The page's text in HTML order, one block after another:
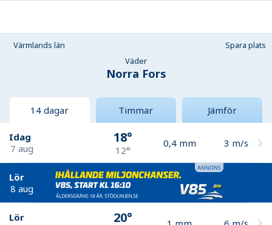
Värmlands län
Spara plats
Väder
Norra Fors
14 dagar Timmar Jämför
Idag
7 aug
18°
12°
0,4 mm 3 m/s
Lör
8 aug
Lör
20°